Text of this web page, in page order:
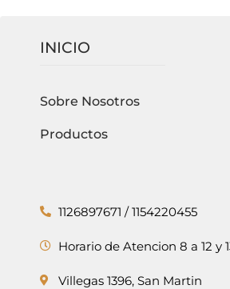
INICIO
Sobre Nosotros
Productos
1126897671 / 1154220455
Horario de Atencion 8 a 12 y
Villegas 1396, San Martin